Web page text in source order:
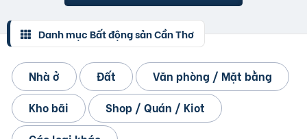
Danh mục Bất động sản Cần Thơ
Nhà ở Đất
Văn phòng / Mặt bằng
Kho bãi
Shop / Quán / Kiot